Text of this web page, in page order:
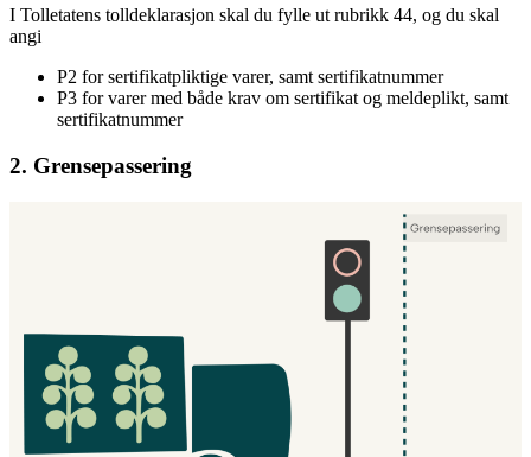
I Tolletatens tolldeklarasjon skal du fylle ut rubrikk 44, og du skal
angi
P2 for sertifikatpliktige varer, samt sertifikatnummer
P3 for varer med både krav om sertifikat og meldeplikt, samt
sertifikatnummer
2. Grensepassering